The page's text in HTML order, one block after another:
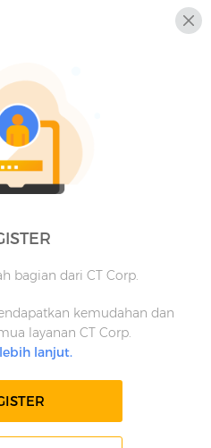
bagian dari CT Corp.
kemudahan dan
layanan CT Corp.
lanjut.